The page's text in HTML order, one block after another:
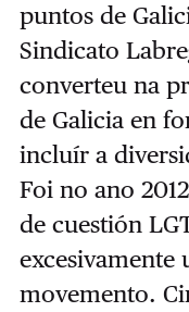
puntos de
Sindicato
converteu na
de Galicia en
incluír a
Foi no ano
de cuestión
excesivamente
movemento.